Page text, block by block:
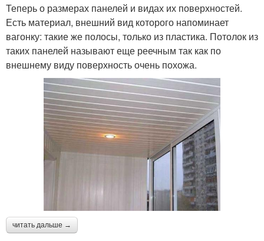
Теперь о размерах панелей и видах их поверхностей.
Есть материал, внешний вид которого напоминает
вагонку: такие же полосы, только из пластика. Потолок из
таких панелей называют еще реечным так как по
внешнему виду поверхность очень похожа.
читать дальше →